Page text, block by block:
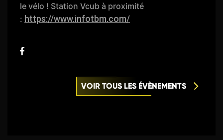
le vélo ! Station Vcub à proximité
: https://www.infotbm.com/
VOIR TOUS LES ÉVÈNEMENTS